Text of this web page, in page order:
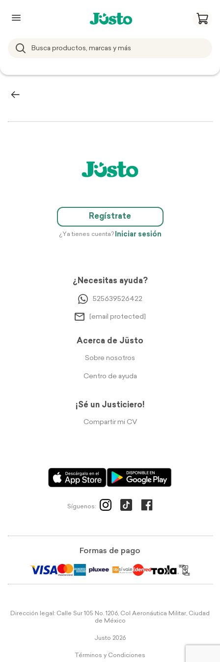
Regístrate
¿Ya tienes cuenta? Iniciar sesión
¿Necesitas ayuda?
525639526422
[email protected]
Acerca de Jüsto
Sobre nosotros
Centro de ayuda
¡Sé un Justiciero!
Compartir mi CV
Síguenos:
Formas de pago
Dirección legal: Calle Sur 105 No. 1206, Col Aeronáutica Militar, Ciudad
de México
Justo 2026
Términos y Condiciones